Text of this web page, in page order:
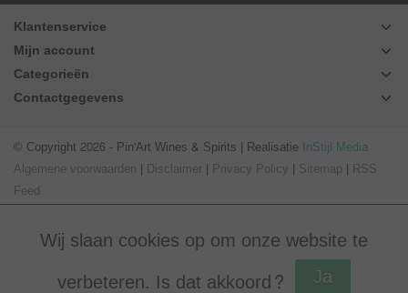
Klantenservice
Mijn account
Categorieën
Contactgegevens
© Copyright 2026 - Pin'Art Wines & Spirits | Realisatie InStijl Media
Algemene voorwaarden | Disclaimer | Privacy Policy | Sitemap | RSS
Feed
Wij slaan cookies op om onze website te
verbeteren. Is dat akkoord?
Ja